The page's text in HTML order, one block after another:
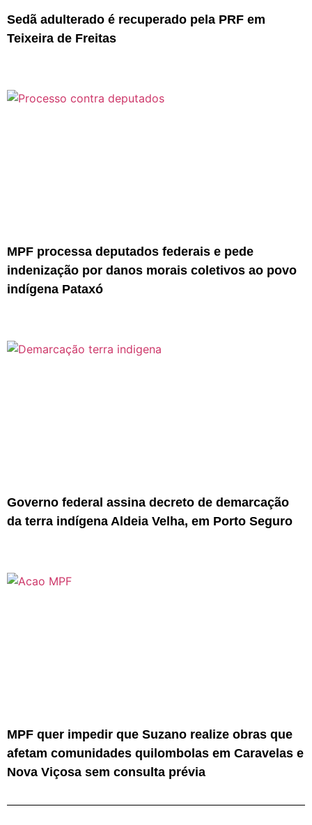
Sedã adulterado é recuperado pela PRF em
Teixeira de Freitas
MPF processa deputados federais e pede
indenização por danos morais coletivos ao povo
indígena Pataxó
Governo federal assina decreto de demarcação
da terra indígena Aldeia Velha, em Porto Seguro
MPF quer impedir que Suzano realize obras que
afetam comunidades quilombolas em Caravelas e
Nova Viçosa sem consulta prévia